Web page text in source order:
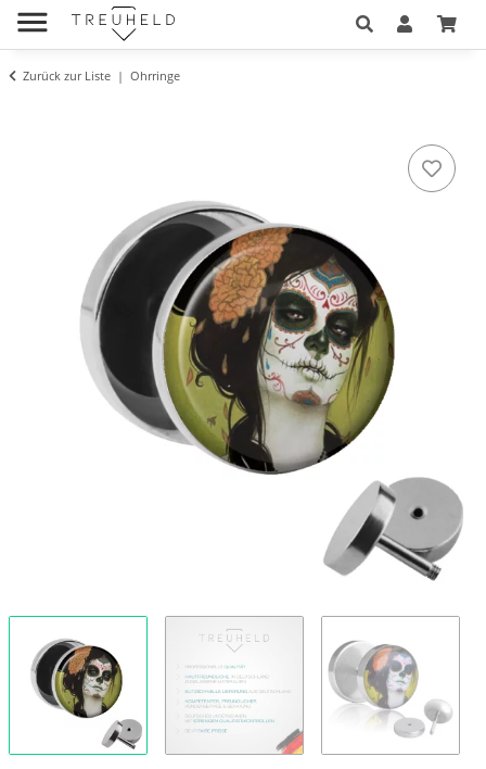
Zurück zur Liste Ohrringe